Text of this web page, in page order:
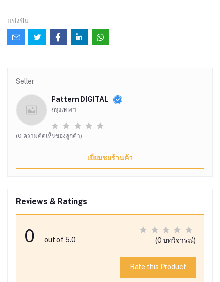
แบ่งปัน
Seller
Pattern DIGITAL
กรุงเทพฯ
(0 ความคิดเห็นของลูกค้า)
เยี่ยมชมร้านค้า
Reviews & Ratings
0 out of 5.0 (0 บทวิจารณ์)
Rate this Product